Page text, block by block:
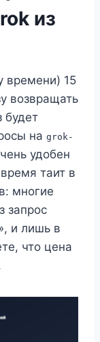
из
времени) 15
возвращать
будет
на grok-
удобен
таит в
многие
запрос
и лишь в
что цена